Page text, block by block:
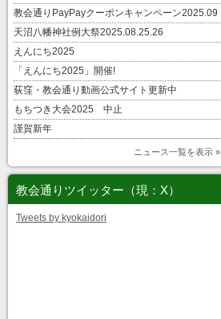
教会通りPayPayクーポンキャンペーン2025.09
天沼八幡神社例大祭2025.08.25.26
えんにち2025
「えんにち2025」開催!
荻窪・教会通り動画公式サイト更新中
もちつき大会2025 中止
謹賀新年
ニュース一覧を表示 »
教会通りツイッター（現：X）
Tweets by kyokaidori